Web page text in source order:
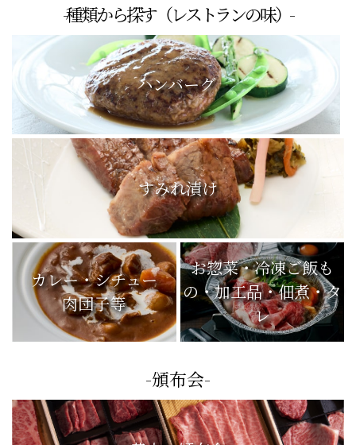
-種類から探す（レストランの味）-
ハンバーグ
すみれ漬け
カレー・シチュー
肉団子等
お惣菜・冷凍ご飯も
の・加工品・佃煮・タ
レ
-頒布会-